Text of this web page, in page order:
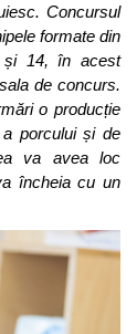
Concursul
formate din
și 14, în acest
de concurs.
o producție
porcului și de
va avea loc
încheia cu un